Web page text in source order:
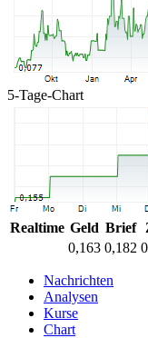
5-Tage-Chart
Realtime Geld Brief
0,163 0,182
Nachrichten
Analysen
Kurse
Chart